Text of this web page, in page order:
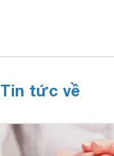
Tin tức về